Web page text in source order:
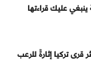
تركيا إثارةً للرعب